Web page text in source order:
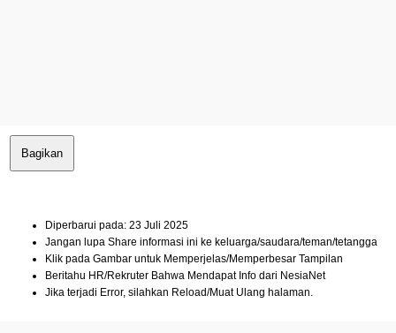
Bagikan
Diperbarui pada: 23 Juli 2025
Jangan lupa Share informasi ini ke keluarga/saudara/teman/tetangga
Klik pada Gambar untuk Memperjelas/Memperbesar Tampilan
Beritahu HR/Rekruter Bahwa Mendapat Info dari NesiaNet
Jika terjadi Error, silahkan Reload/Muat Ulang halaman.